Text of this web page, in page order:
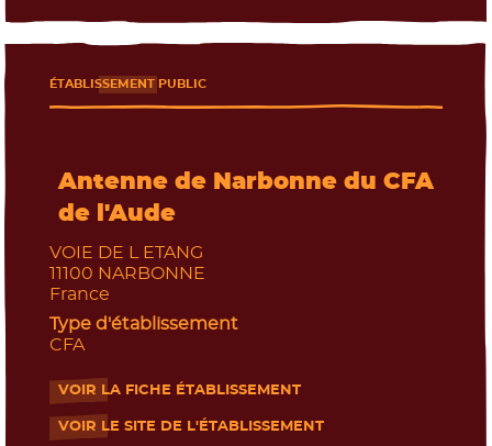
Antenne de Narbonne du CFA
de l'Aude
ÉTABLISSEMENT PUBLIC
VOIE DE L ETANG
11100 NARBONNE
France
Type d'établissement
CFA
VOIR LA FICHE ÉTABLISSEMENT
- Nouvelle fenêtre
VOIR LE SITE DE L'ÉTABLISSEMENT
- Nouvelle fenêtre